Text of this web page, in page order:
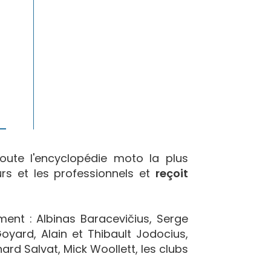
l'encyclopédie moto la plus
et les professionnels et reçoit
: Albinas Baracevičius, Serge
Alain et Thibault Jodocius,
Salvat, Mick Woollett, les clubs